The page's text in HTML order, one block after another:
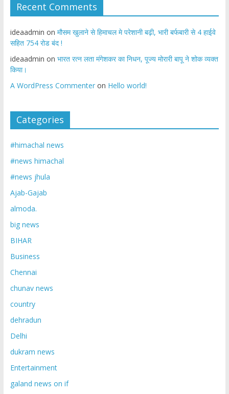
Recent Comments
ideaadmin on मौसम खुलाने से हिमाचल मे परेशानी बढ़ी, भारी बर्फबारी से 4 हाईवे
सहित 754 रोड बंद !
ideaadmin on भारत रत्न लता मंगेशकर का निधन, पूज्य मोरारी बापू ने शोक व्यक्त
किया।
A WordPress Commenteron Hello world!
Categories
#himachal news
#news himachal
#news jhula
Ajab-Gajab
almoda.
big news
BIHAR
Business
Chennai
chunav news
country
dehradun
Delhi
dukram news
Entertainment
galand news on if